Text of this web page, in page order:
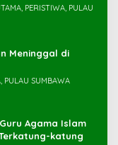
PERISTIWA, PULAU
Meninggal di
PULAU SUMBAWA
Agama Islam
SDN Sampar Maras Terkatung-katung